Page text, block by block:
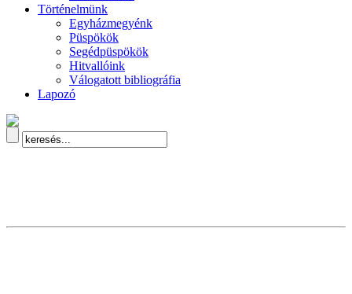
Történelmünk
Egyházmegyénk
Püspökök
Segédpüspökök
Hitvallóink
Válogatott bibliográfia
Lapozó